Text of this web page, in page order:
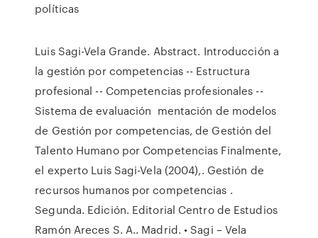
políticas
Luis Sagi-Vela Grande. Abstract. Introducción a
la gestión por competencias -- Estructura
profesional -- Competencias profesionales --
Sistema de evaluación mentación de modelos
de Gestión por competencias, de Gestión del
Talento Humano por Competencias Finalmente,
el experto Luis Sagi-Vela (2004),. Gestión de
recursos humanos por competencias .
Segunda. Edición. Editorial Centro de Estudios
Ramón Areces S. A.. Madrid. • Sagi – Vela